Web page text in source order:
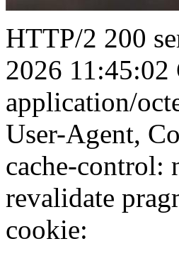
HTTP/2 200
2026
application/
User-Agent,
cache-control:
revalidate
cookie: